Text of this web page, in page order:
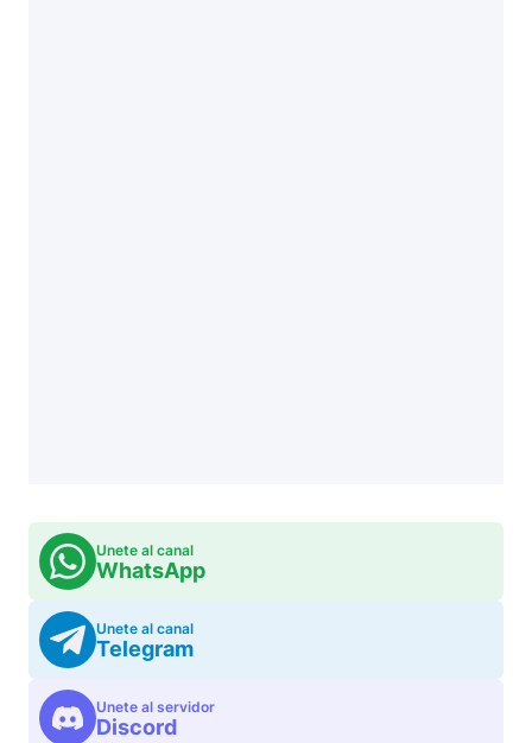
Unete al canal
WhatsApp
Unete al canal
Telegram
Unete al servidor
Discord